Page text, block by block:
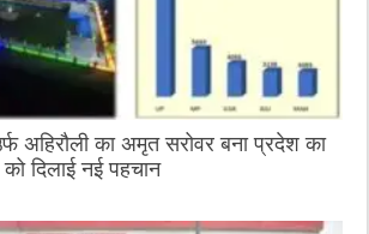
अहिरौली का अमृत सरोवर बना प्रदेश का
दिलाई नई पहचान